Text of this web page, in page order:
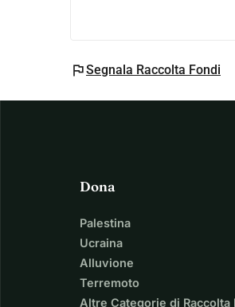
flagSegnala Raccolta Fondi
Dona
Palestina
Ucraina
Alluvione
Terremoto
Altre Categorie di Raccolta